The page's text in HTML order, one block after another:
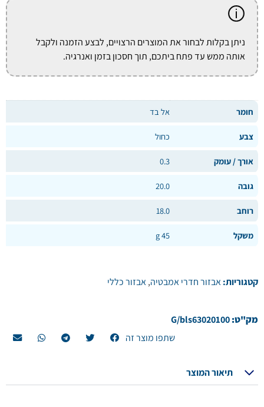
ניתן בקלות לבחור את המוצרים הרצויים, לבצע הזמנה ולקבל
אותה ממש עד פתח ביתכם, תוך חסכון בזמן ואנרגיה.
חומר אל בד
צבע כחול
אורך / עומק 0.3
גובה 20.0
רוחב 18.0
משקל 45 g
קטגוריות:אבזור חדרי אמבטיה,אבזור כללי
מק"ט:G/bls63020100
שתפו מוצר זה
תיאור המוצר